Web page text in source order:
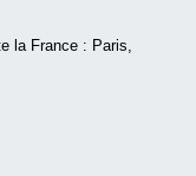
la France : Paris,